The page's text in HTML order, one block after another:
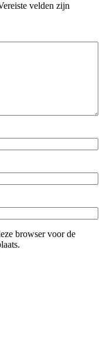
velden zijn
browser voor de